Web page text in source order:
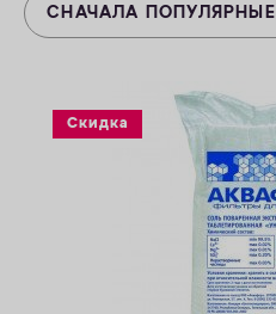
УСЛУГИ
СНАЧАЛА ПОПУЛЯРНЫЕ
Скидка